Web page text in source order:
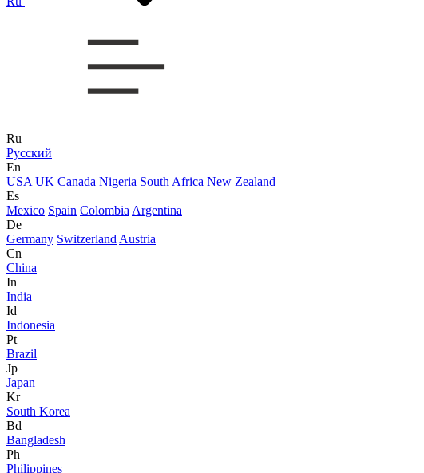
Ru
Русский
En
USA UK Canada Nigeria South Africa New Zealand
Es
Mexico Spain Colombia Argentina
De
Germany Switzerland Austria
Cn
China
In
India
Id
Indonesia
Pt
Brazil
Jp
Japan
Kr
South Korea
Bd
Bangladesh
Ph
Philippines